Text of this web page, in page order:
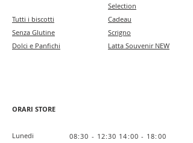
Tutti i biscotti
Senza Glutine
Dolci e Panfichi
Selection
Cadeau
Scrigno
Latta Souvenir NEW
ORARI STORE
Lunedi
08:30 - 12:30 14:00 - 18:00